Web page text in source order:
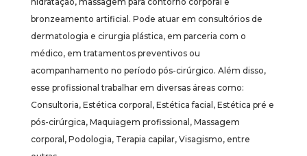
bronzeamento artificial. Pode atuar em consultórios de
dermatologia e cirurgia plástica, em parceria com o
médico, em tratamentos preventivos ou
acompanhamento no período pós-cirúrgico. Além disso,
esse profissional trabalhar em diversas áreas como:
Consultoria, Estética corporal, Estética facial, Estética pré e
pós-cirúrgica, Maquiagem profissional, Massagem
corporal, Podologia, Terapia capilar, Visagismo, entre